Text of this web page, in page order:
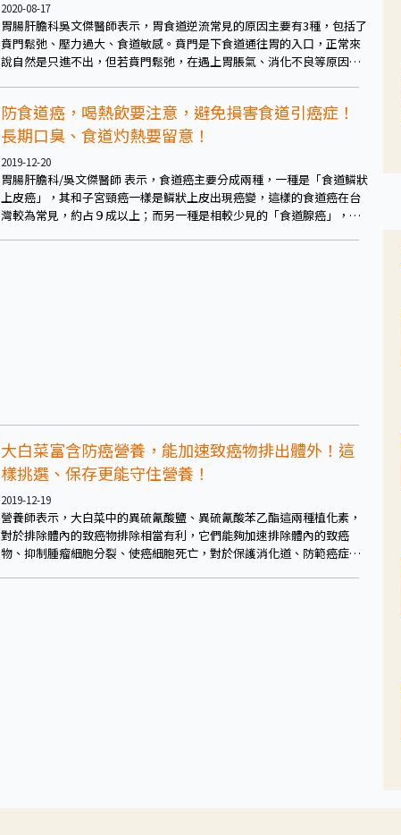
2020-08-17
胃腸肝膽科吳文傑醫師表示，胃食道逆流常見的原因主要有3種，包括了
賁門鬆弛、壓力過大、食道敏感。賁門是下食道通往胃的入口，正常來
說自然是只進不出，但若賁門鬆弛，在遇上胃脹氣、消化不良等原因
防食道癌，喝熱飲要注意，避免損害食道引癌症！
長期口臭、食道灼熱要留意！
2019-12-20
胃腸肝膽科/吳文傑醫師 表示，食道癌主要分成兩種，一種是「食道鱗狀
上皮癌」，其和子宮頸癌一樣是鱗狀上皮出現癌變，這樣的食道癌在台
灣較為常見，約占９成以上；而另一種是相較少見的「食道腺癌」，在
大白菜富含防癌營養，能加速致癌物排出體外！這
樣挑選、保存更能守住營養！
2019-12-19
營養師表示，大白菜中的異硫氰酸鹽、異硫氰酸苯乙酯這兩種植化素，
對於排除體內的致癌物排除相當有利，它們能夠加速排除體內的致癌
物、抑制腫瘤細胞分裂、使癌細胞死亡，對於保護消化道、防範癌症相